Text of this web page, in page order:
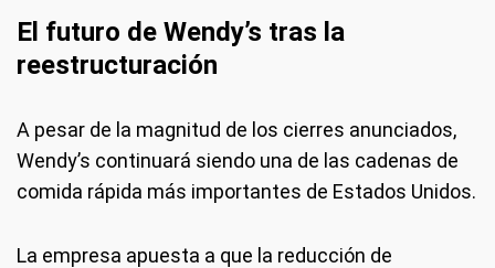
El futuro de Wendy’s tras la
reestructuración
A pesar de la magnitud de los cierres anunciados,
Wendy’s continuará siendo una de las cadenas de
comida rápida más importantes de Estados Unidos.
La empresa apuesta a que la reducción de